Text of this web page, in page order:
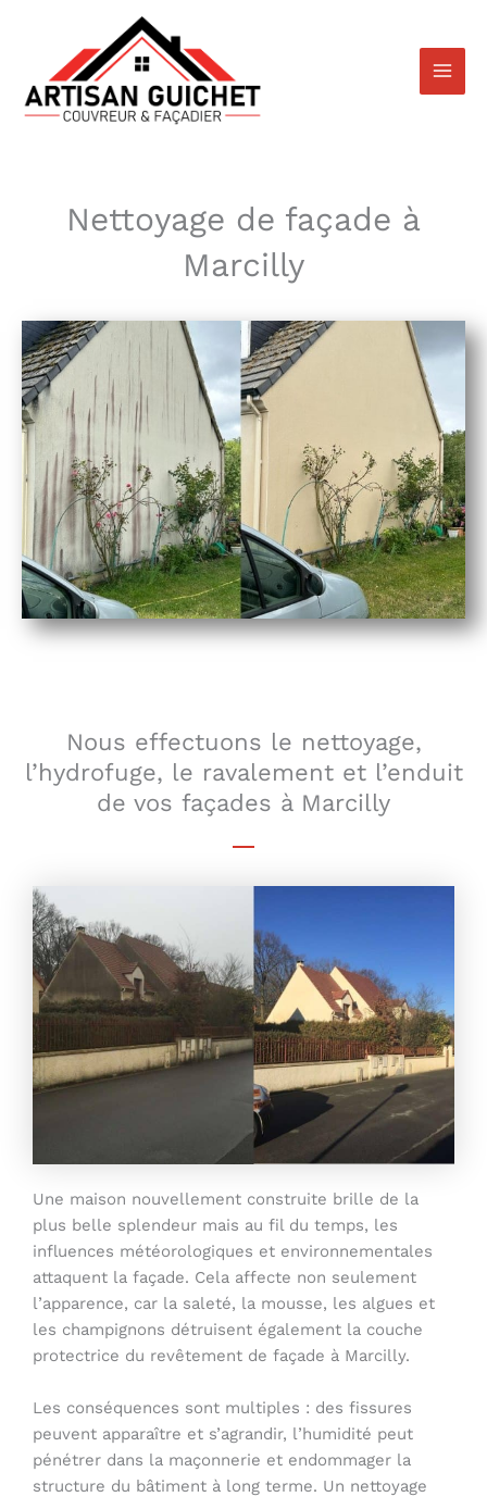
contenu
Nettoyage de façade à
Marcilly
Nous effectuons le nettoyage,
l’hydrofuge, le ravalement et l’enduit
de vos façades à Marcilly
Une maison nouvellement construite brille de la
plus belle splendeur mais au fil du temps, les
influences météorologiques et environnementales
attaquent la façade. Cela affecte non seulement
l’apparence, car la saleté, la mousse, les algues et
les champignons détruisent également la couche
protectrice du revêtement de façade à Marcilly.
Les conséquences sont multiples : des fissures
peuvent apparaître et s’agrandir, l’humidité peut
pénétrer dans la maçonnerie et endommager la
structure du bâtiment à long terme. Un nettoyage